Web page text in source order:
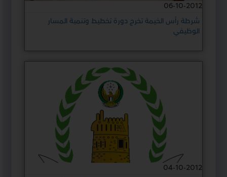
06-10-2012
شرطة رأس الخيمة تخرج دورة تخطيط وتنمية المسار
الوظيفي
04-10-2012